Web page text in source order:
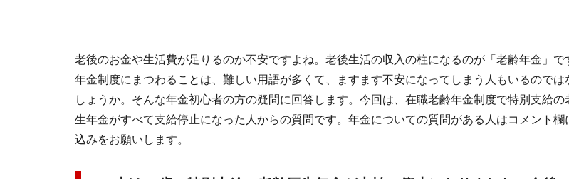
老後のお金や生活費が足りるのか不安ですよね。老後生活の収入の柱になるのが「老齢年金」で
年金制度にまつわることは、難しい用語が多くて、ますます不安になってしまう人もいるのでは
しょうか。そんな年金初心者の方の疑問に回答します。今回は、在職老齢年金制度で特別支給の
生年金がすべて支給停止になった人からの質問です。年金についての質問がある人はコメント欄
込みをお願いします。